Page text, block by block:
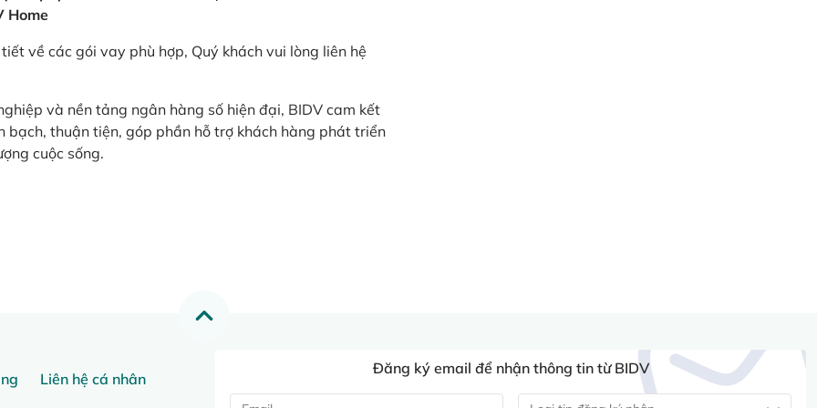
Home
về các gói vay phù hợp, Quý khách vui lòng liên hệ
và nền tảng ngân hàng số hiện đại, BIDV cam kết
thuận tiện, góp phần hỗ trợ khách hàng phát triển
cuộc sống.
Liên hệ cá nhân
Đăng ký email để nhận thông tin từ BIDV